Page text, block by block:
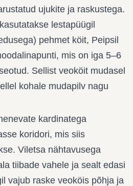
ujukite ja raskustega.
lestapüügil
pehmet köit, Peipsil
mis on iga 5–6
Sellist veoköit mudasel
kohale mudapilv nagu
kardinatega
koridori, mis siis
Viletsa nähtavusega
tiibade vahele ja sealt edasi
vajub raske veoköis põhja ja